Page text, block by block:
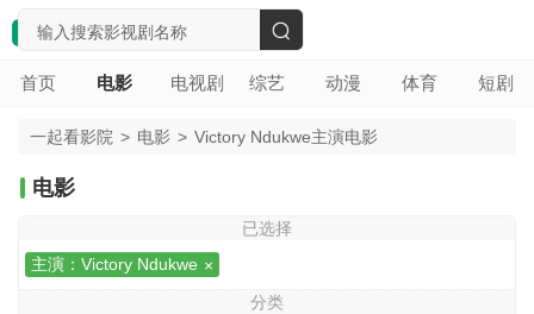
首页 电影 电视剧 综艺 动漫 体育 短剧
搜
一起看影院 > 电影 > Victory Ndukwe主演电影
电影
已选择
主演：Victory Ndukwe
分类